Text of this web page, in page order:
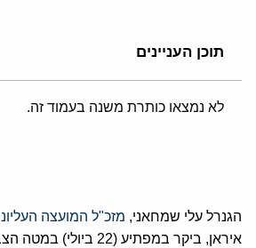
תוכן העניינים
לא נמצאו כותרת משנה בעמוד זה.
הגנרל עלי שמחאני, מזכ"ל המועצה
איראן, ביקר במפתיע (22